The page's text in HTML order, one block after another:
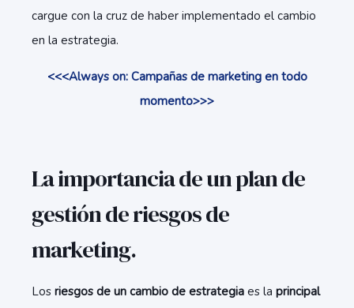
cargue con la cruz de haber implementado el cambio
en la estrategia.
<<<Always on: Campañas de marketing en todo
momento>>>
La importancia de un plan de
gestión de riesgos de
marketing.
Los riesgos de un cambio de estrategia es la principal